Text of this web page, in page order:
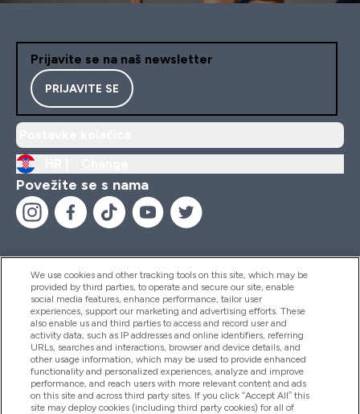
Prijavite se na naš newsletter
PRIJAVITE SE
Povežite se s nama
Pomoć I Informacije
Proizvodi
Informacije O Tvrtki
We use cookies and other tracking tools on this site, which may be
provided by third parties, to operate and secure our site, enable
social media features, enhance performance, tailor user
experiences, support our marketing and advertising efforts. These
also enable us and third parties to access and record user and
activity data, such as IP addresses and online identifiers, referring
URLs, searches and interactions, browser and device details, and
other usage information, which may be used to provide enhanced
functionality and personalized experiences, analyze and improve
performance, and reach users with more relevant content and ads
on this site and across third party sites. If you click “Accept All” this
site may deploy cookies (including third party cookies) for all of